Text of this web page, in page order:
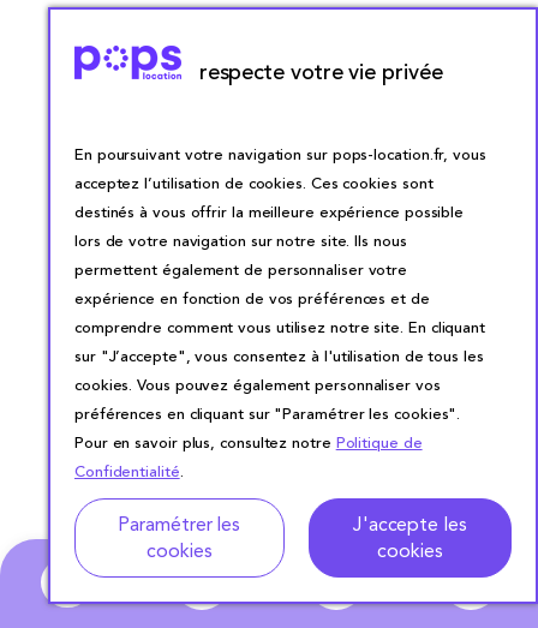
Adresse Dates de location
respecte votre vie privée
En poursuivant votre navigation sur pops-location.fr, vous
acceptez l’utilisation de cookies. Ces cookies sont
destinés à vous offrir la meilleure expérience possible
lors de votre navigation sur notre site. Ils nous
permettent également de personnaliser votre
expérience en fonction de vos préférences et de
comprendre comment vous utilisez notre site. En cliquant
sur "J’accepte", vous consentez à l'utilisation de tous les
cookies. Vous pouvez également personnaliser vos
préférences en cliquant sur "Paramétrer les cookies".
Pour en savoir plus, consultez notrePolitique de
Confidentialité.
Paramétrer les
cookies
J'accepte les
cookies